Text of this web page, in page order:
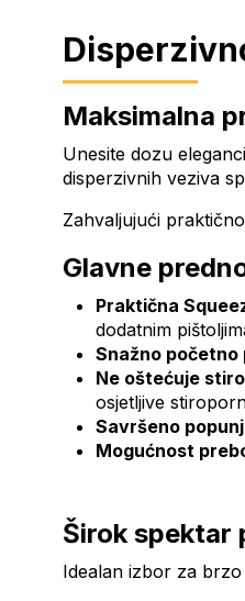
Maksimalna
Unesite dozu
disperzivnih veziva
Zahvaljujući
Glavne
Praktična
dodatnim
Snažno početno
Ne oštećuje
osjetljive
Savršeno
Mogućnost
Širok spektar
Idealan izbor za brzo